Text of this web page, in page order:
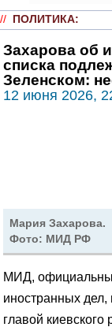
// ПОЛИТИКА:
Захарова об
списка
Зеленском:
12 июня 2026,
Мария Захарова.
Фото: МИД РФ
МИД,
иностранных дел,
главой